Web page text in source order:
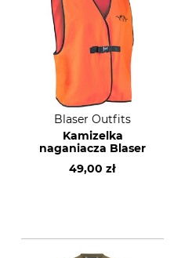
Blaser Outfits
Kamizelka
naganiacza Blaser
49,00 zł